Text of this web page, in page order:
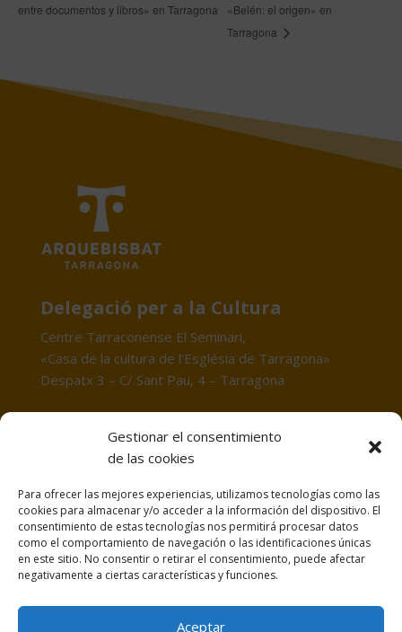
Gestionar el consentimiento
de las cookies
Para ofrecer las mejores experiencias, utilizamos tecnologías como las
cookies para almacenar y/o acceder a la información del dispositivo. El
consentimiento de estas tecnologías nos permitirá procesar datos
como el comportamiento de navegación o las identificaciones únicas
en este sitio. No consentir o retirar el consentimiento, puede afectar
negativamente a ciertas características y funciones.
Aceptar
entre documentos y libros» en Tarragona
«Belén: el origen» en
Tarragona
Delegació per a la Cultura
Centre Tarraconense El Seminari,
«Casa de la cultura de l’Església de Tarragona»
Despatx 3 – C/ Sant Pau, 4 – Tarragona
POLÍTICA DE COOKIES
AVÍS LEGAL